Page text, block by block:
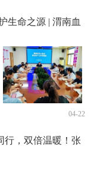
生命之源 | 渭南血
04-22
行，双倍温暖！张